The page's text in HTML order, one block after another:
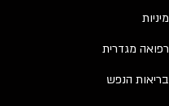
מיניות
רפואה מגדרית
בריאות הנפש